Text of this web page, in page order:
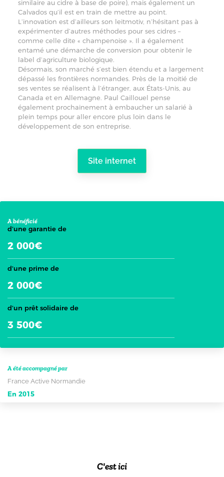
similaire au cidre à base de poire), mais également un
Calvados qu’il est en train de mettre au point.
L’innovation est d’ailleurs son leitmotiv, n’hésitant pas à
expérimenter d’autres méthodes pour ses cidres –
comme celle dite « champenoise ». Il a également
entamé une démarche de conversion pour obtenir le
label d’agriculture biologique.
Désormais, son marché s’est bien étendu et a largement
dépassé les frontières normandes. Près de la moitié de
ses ventes se réalisent à l’étranger, aux États-Unis, au
Canada et en Allemagne. Paul Caillouel pense
également prochainement à embaucher un salarié à
plein temps pour aller encore plus loin dans le
développement de son entreprise.
Site internet
A bénéficié
d’une garantie de
2 000€
d’une prime de
2 000€
d’un prêt solidaire de
3 500€
A été accompagné par
France Active Normandie
En 2015
C'est ici